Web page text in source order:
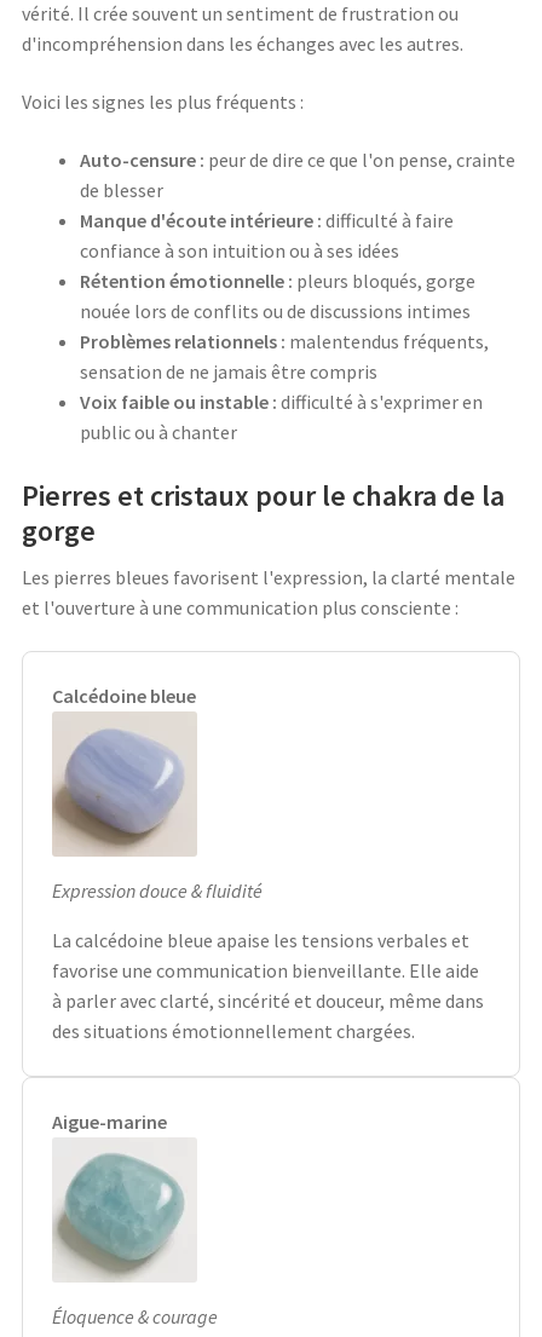
vérité. Il crée souvent un sentiment de frustration ou
d'incompréhension dans les échanges avec les autres.
Voici les signes les plus fréquents :
Auto-censure : peur de dire ce que l'on pense, crainte
de blesser
Manque d'écoute intérieure : difficulté à faire
confiance à son intuition ou à ses idées
Rétention émotionnelle : pleurs bloqués, gorge
nouée lors de conflits ou de discussions intimes
Problèmes relationnels : malentendus fréquents,
sensation de ne jamais être compris
Voix faible ou instable : difficulté à s'exprimer en
public ou à chanter
Pierres et cristaux pour le chakra de la
gorge
Les pierres bleues favorisent l'expression, la clarté mentale
et l'ouverture à une communication plus consciente :
Calcédoine bleue
Expression douce & fluidité
La calcédoine bleue apaise les tensions verbales et
favorise une communication bienveillante. Elle aide
à parler avec clarté, sincérité et douceur, même dans
des situations émotionnellement chargées.
Aigue-marine
Éloquence & courage